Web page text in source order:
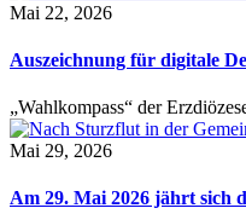
Mai 22, 2026
Auszeichnung für digitale
„Wahlkompass“ der
Mai 29, 2026
Am 29. Mai 2026 jährt sich